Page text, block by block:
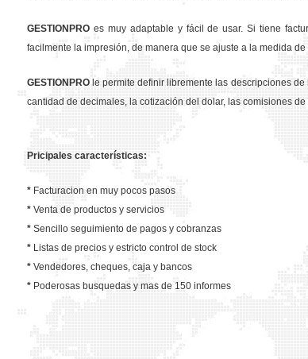
GESTION PRO es muy adaptable y fácil de usar. Si tiene
facilmente la impresión, de manera que se ajuste a la medida
GESTION PRO le permite definir libremente las descripciones
cantidad de decimales, la cotización del dolar, las comisiones
Pricipales características:
* Facturacion en muy pocos pasos
* Venta de productos y servicios
* Sencillo seguimiento de pagos y cobranzas
* Listas de precios y estricto control de stock
* Vendedores, cheques, caja y bancos
* Poderosas busquedas y mas de 150 informes